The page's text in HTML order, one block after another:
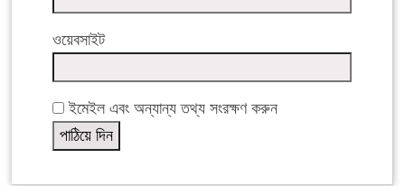
ওয়েবসাইট
ইমেইল এবং অন্যান্য তথ্য সংরক্ষণ করুন